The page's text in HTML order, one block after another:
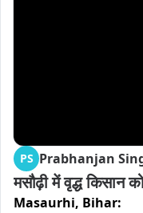
PS Prabhanjan
मसौढ़ी में वृद्ध किसान
Masaurhi, Bihar: